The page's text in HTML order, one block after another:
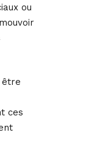
ou
être
ces